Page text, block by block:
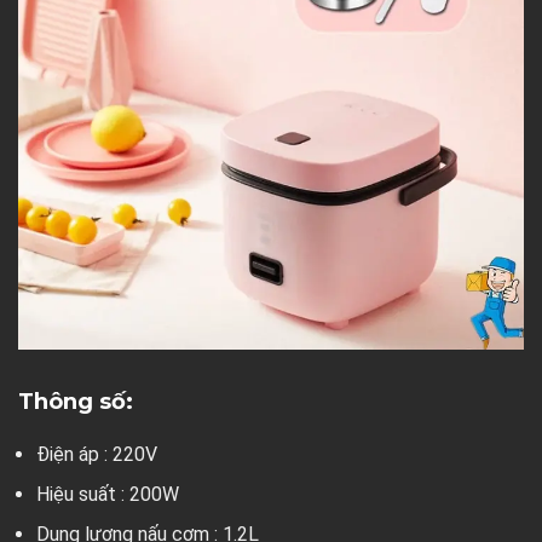
Thông số:
Điện áp : 220V
Hiệu suất : 200W
Dung lượng nấu cơm : 1.2L